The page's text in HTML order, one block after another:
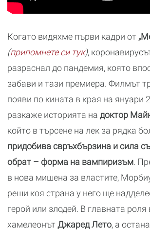
Когато видяхме първи кадри от
(припомнете си тук),
разраснал до пандемия, която
забави и тази премиера. Филмът
появи по кината в края на януари
разкаже историята на доктор
който в търсене на лек за рядка
придобива свръхбързина и сила
обрат – форма на вампиризъм.
в нова мишена за властите,
реши коя страна у него ще
герой или злодей. В главната роля
хамелеонът Джаред Лето, а